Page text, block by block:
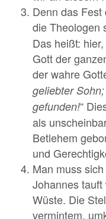
Denn das
die Theologen
Das heißt:
Gott der
der wahre
geliebter
gefunden!“
als
Betlehem
und
Man muss
Johannes
Wüste. Die
vermintem,